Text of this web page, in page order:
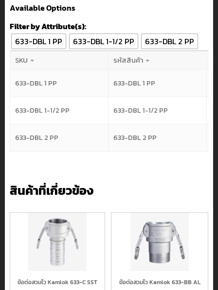
Available Options
Filter by Attribute(s):
633-DBL 1 PP
633-DBL 1-1/2 PP 633-DBL 2 PP
SKU รหัสสินค้า
633-DBL 1 PP 633-DBL 1 PP
633-DBL 1-1/2 PP 633-DBL 1-1/2 PP
633-DBL 2 PP 633-DBL 2 PP
สินค้าที่เกี่ยวข้อง
ข้อต่อสวมไว Kamlok 633-C SST
ข้อต่อสวมไว Kamlok 633-BB AL